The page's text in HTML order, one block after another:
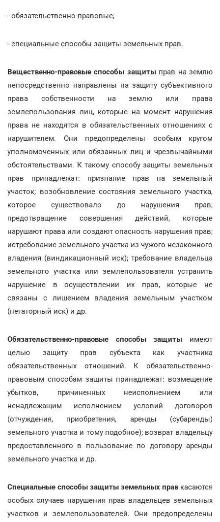
- обязательственно-правовые;
- специальные способы защиты земельных прав.
Вещественно-правовые способы защиты прав на землю
непосредственно направлены на защиту субъективного
права собственности на землю или права
землепользования лиц, которые на момент нарушения
права не находятся в обязательственных отношениях с
нарушителем. Они предопределены особым кругом
уполномоченных или обязанных лиц и чрезвычайными
обстоятельствами. К такому способу защиты земельных
прав принадлежат: признание прав на земельный
участок; возобновление состояния земельного участка,
которое существовало до нарушения прав;
предотвращение совершения действий, которые
нарушают права или создают опасность нарушения прав;
истребование земельного участка из чужого незаконного
владения (виндикационный иск); требование владельца
земельного участка или землепользователя устранить
нарушение в осуществлении их прав, которые не
связаны с лишением владения земельным участком
(негаторный иск) и др.
Обязательственно-правовые способы защиты имеют
целью защиту прав субъекта как участника
обязательственных отношений. К обязательственно-
правовым способам защиты принадлежат: возмещение
убытков, причиненных неисполнением или
ненадлежащим исполнением условий договоров
(отчуждения, приобретения, аренды (субаренды)
земельного участка и тому подобное); возврат владельцу
предоставленного в пользование по договору аренды
земельного участка и др.
Специальные способы защиты земельных прав касаются
особых случаев нарушения прав владельцев земельных
участков и землепользователей. Они предопределены